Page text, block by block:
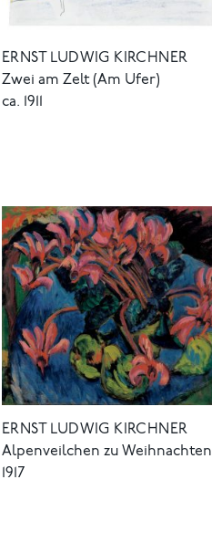
ERNST LUDWIG KIRCHNER
Zwei am Zelt (Am Ufer)
ca. 1911
ERNST LUDWIG KIRCHNER
Alpenveilchen zu Weihnachten
1917